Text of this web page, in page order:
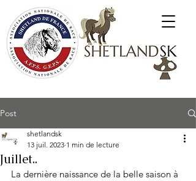
Post
Juillet..
shetlandsk
13 juil. 2023 1 min de lecture
La dernière naissance de la belle saison à